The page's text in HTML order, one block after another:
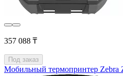
357 088 ₸
Под заказ
Мобильный термопринтер Zebra